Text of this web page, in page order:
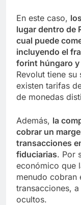
En este caso, los
lugar dentro de
cual puede
incluyendo el
forint húngaro
Revolut tiene su
existen tarifas
de monedas
Además, la
cobrar un
transacciones
fiduciarias. Por
económico que
menudo cobran
transacciones,
ocultos.